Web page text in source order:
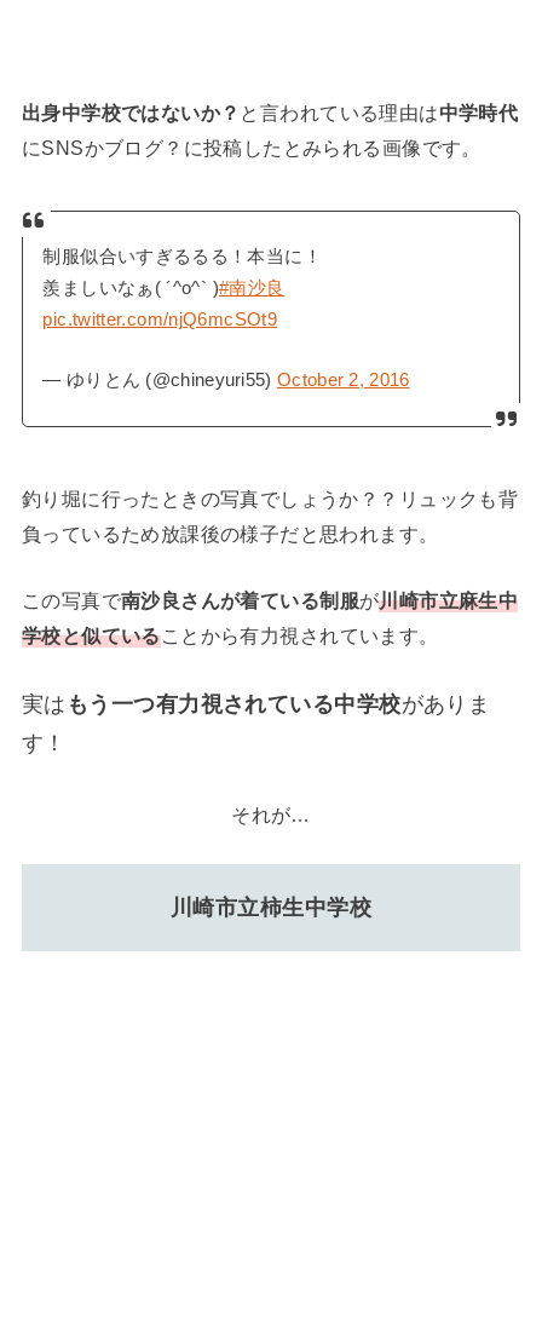
出身中学校ではないか？ と言われている理由は中学時代
にSNSかブログ？に投稿したとみられる画像です。
制服似合いすぎるるる！本当に！
羨ましいなぁ( ´^o^` )#南沙良
pic.twitter.com/njQ6mcSOt9
— ゆりとん (@chineyuri55) October 2, 2016
釣り堀に行ったときの写真でしょうか？？リュックも背
負っているため放課後の様子だと思われます。
この写真で南沙良さんが着ている制服が川崎市立麻生中
学校と似ていることから有力視されています。
実は もう一つ有力視されている中学校がありま
す！
それが…
川崎市立柿生中学校